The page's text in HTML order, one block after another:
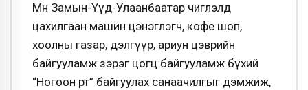
Мөн Замын-Үүд-Улаанбаатар чиглэлд
цахилгаан машин цэнэглэгч, кофе шоп,
хоолны газар, дэлгүүр, ариун цэврийн
байгууламж зэрэг цогц байгууламж бүхий
“Ногоон өртөө” байгуулах санаачилгыг дэмжиж,